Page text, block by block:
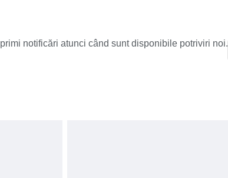
notificări atunci când sunt disponibile potriviri noi.